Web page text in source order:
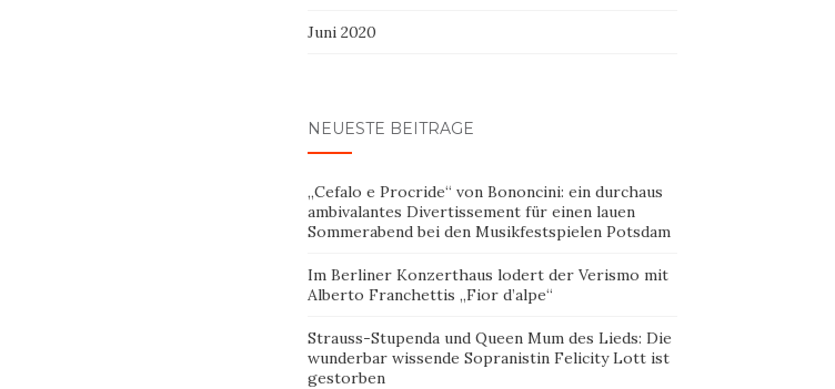
Juni 2020
NEUESTE BEITRÄGE
„Cefalo e Procride“ von Bononcini: ein durchaus
ambivalantes Divertissement für einen lauen
Sommerabend bei den Musikfestspielen Potsdam
Im Berliner Konzerthaus lodert der Verismo mit
Alberto Franchettis „Fior d’alpe“
Strauss-Stupenda und Queen Mum des Lieds: Die
wunderbar wissende Sopranistin Felicity Lott ist
gestorben